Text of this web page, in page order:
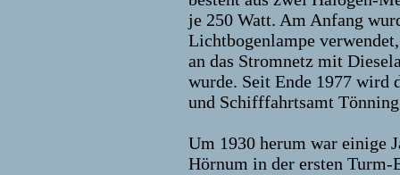
je 250 Watt. Am Anfang
Lichtbogenlampe
an das Stromnetz mit
wurde. Seit Ende 1977 wird
und Schifffahrtsamt
Um 1930 herum war einige
Hörnum in der ersten Turm-